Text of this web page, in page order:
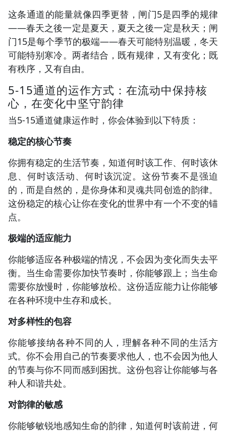
这条通道的能量就像四季更替，闸门5是四季的规律
——春天之後一定是夏天，夏天之後一定是秋天；闸
门15是每个季节的极端——春天可能特别温暖，冬天
可能特别寒冷。两者结合，既有规律，又有变化；既
有秩序，又有自由。
5-15通道的运作方式：在流动中保持核
心，在变化中坚守韵律
当5-15通道健康运作时，你会体验到以下特质：
稳定的核心节奏
你拥有稳定的生活节奏，知道何时该工作、何时该休
息、何时该活动、何时该沉淀。这份节奏不是强迫
的，而是自然的，是你身体和灵魂共同创造的韵律。
这份稳定的核心让你在变化的世界中有一个不变的锚
点。
极端的适应能力
你能够适应各种极端的情况，不会因为变化而失去平
衡。当生命需要你加快节奏时，你能够跟上；当生命
需要你放慢时，你能够放松。这份适应能力让你能够
在各种环境中生存和成长。
对多样性的包容
你能够接纳各种不同的人，理解各种不同的生活方
式。你不会用自己的节奏要求他人，也不会因为他人
的节奏与你不同而感到困扰。这份包容让你能够与各
种人和谐共处。
对韵律的敏感
你能够敏锐地感知生命的韵律，知道何时该前进，何